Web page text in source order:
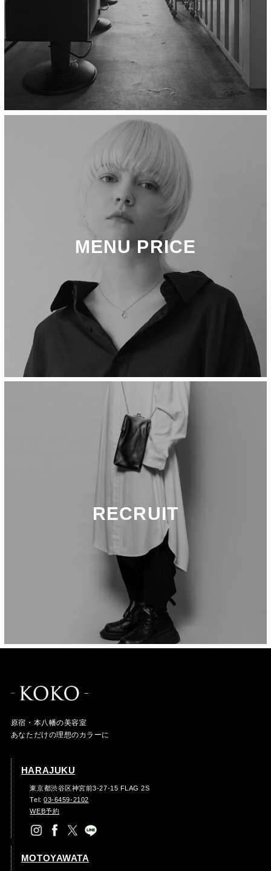
MENU PRICE
RECRUIT
原宿・本八幡の美容室
あなただけの理想のカラーに
HARAJUKU
東京都渋谷区神宮前3-27-15 FLAG 2S
Tel:03-6459-2102
WEB予約
MOTOYAWATA